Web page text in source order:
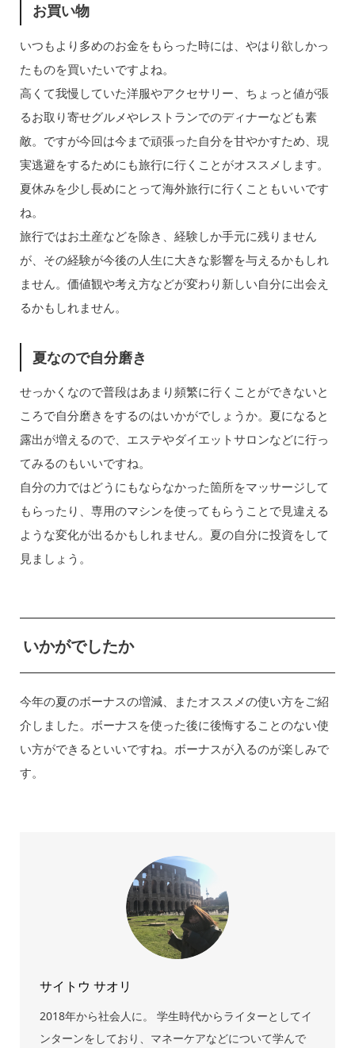
お買い物
いつもより多めのお金をもらった時には、やはり欲しかっ
たものを買いたいですよね。
高くて我慢していた洋服やアクセサリー、ちょっと値が張
るお取り寄せグルメやレストランでのディナーなども素
敵。ですが今回は今まで頑張った自分を甘やかすため、現
実逃避をするためにも旅行に行くことがオススメします。
夏休みを少し長めにとって海外旅行に行くこともいいです
ね。
旅行ではお土産などを除き、経験しか手元に残りません
が、その経験が今後の人生に大きな影響を与えるかもしれ
ません。価値観や考え方などが変わり新しい自分に出会え
るかもしれません。
夏なので自分磨き
せっかくなので普段はあまり頻繁に行くことができないと
ころで自分磨きをするのはいかがでしょうか。夏になると
露出が増えるので、エステやダイエットサロンなどに行っ
てみるのもいいですね。
自分の力ではどうにもならなかった箇所をマッサージして
もらったり、専用のマシンを使ってもらうことで見違える
ような変化が出るかもしれません。夏の自分に投資をして
見ましょう。
いかがでしたか
今年の夏のボーナスの増減、またオススメの使い方をご紹
介しました。ボーナスを使った後に後悔することのない使
い方ができるといいですね。ボーナスが入るのが楽しみで
す。
サイトウ サオリ
2018年から社会人に。 学生時代からライターとしてイ
ンターンをしており、マネーケアなどについて学んで